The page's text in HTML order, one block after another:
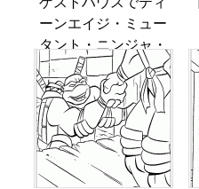
ゲストハウスでティ
ーンエイジ・ミュー
タント・ニンジャ・
タートルズ